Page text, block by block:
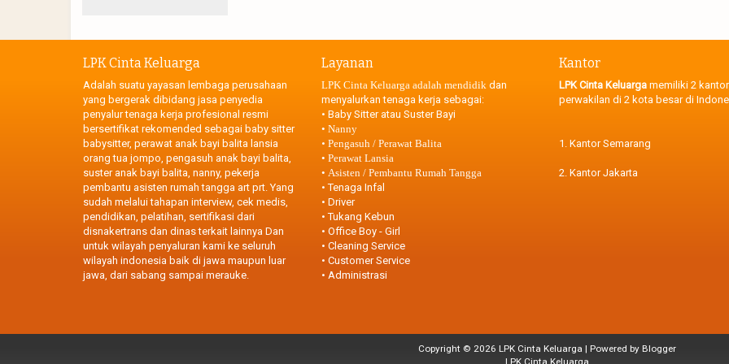
LPK Cinta Keluarga
Adalah suatu yayasan lembaga perusahaan
yang bergerak dibidang jasa penyedia
penyalur tenaga kerja profesional resmi
bersertifikat rekomended sebagai baby sitter
babysitter, perawat anak bayi balita lansia
orang tua jompo, pengasuh anak bayi balita,
suster anak bayi balita, nanny, pekerja
pembantu asisten rumah tangga art prt. Yang
sudah melalui tahapan interview, cek medis,
pendidikan, pelatihan, sertifikasi dari
disnakertrans dan dinas terkait lainnya Dan
untuk wilayah penyaluran kami ke seluruh
wilayah indonesia baik di jawa maupun luar
jawa, dari sabang sampai merauke.
Layanan
LPK Cinta Keluarga adalah mendidik dan
menyalurkan tenaga kerja sebagai:
• Baby Sitter atau Suster Bayi
• Nanny
• Pengasuh / Perawat Balita
• Perawat Lansia
• Asisten / Pembantu Rumah Tangga
•Tenaga Infal
• Driver
•Tukang Kebun
• Office Boy - Girl
• Cleaning Service
• Customer Service
• Administrasi
Kantor
LPK Cinta Keluarga memiliki 2 kantor
perwakilan di 2 kota besar di
1. Kantor Semarang
2. Kantor Jakarta
Copyright © 2026 LPK Cinta Keluarga | Powered by Blogger
LPK Cinta Keluarga